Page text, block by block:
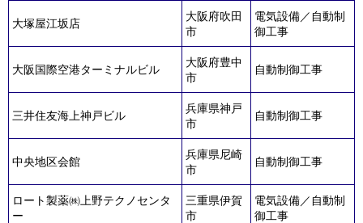
大塚屋江坂店
大阪府吹田
市
電気設備／自動制
御工事
大阪国際空港ターミナルビル
大阪府豊中
市
自動制御工事
三井住友海上神戸ビル
兵庫県神戸
市
自動制御工事
中央地区会館
兵庫県尼崎
市
自動制御工事
ロート製薬㈱上野テクノセンタ
ー
三重県伊賀
市
電気設備／自動制
御工事